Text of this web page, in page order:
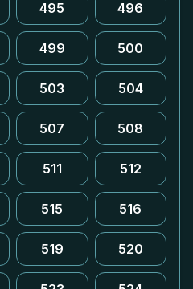
495 496
499 500
503 504
507 508
511 512
515 516
519 520